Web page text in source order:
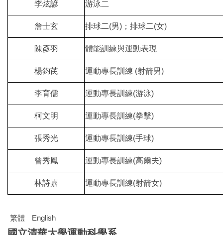
李炫諺 游泳二
詹士玄 排球二(男)；排球二(女)
陳彥羽 體能訓練與運動表現
楊鈞芪 運動專長訓練 (射箭男)
李育儒 運動專長訓練(游泳)
柯文明 運動專長訓練(拳擊)
張秀光 運動專長訓練(手球)
曾秀鳳 運動專長訓練(高爾夫)
林詩嘉 運動專長訓練(射箭女)
繁體 English